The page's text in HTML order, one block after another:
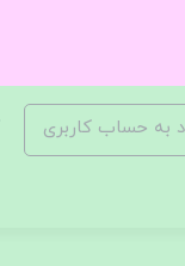
به حساب کاربری